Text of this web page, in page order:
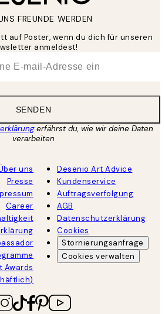
FREUNDE WERDEN
auf Poster, wenn du dich für unseren
anmeldest!
SENDEN
erfährst du, wie wir deine Daten
verarbeiten
uns
Presse
Career
Awards
Desenio Art Advice
Kundenservice
Auftragsverfolgung
AGB
Datenschutzerklärung
Cookies
Stornierungsanfrage
Cookies verwalten